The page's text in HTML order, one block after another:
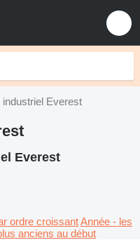
industriel Everest
Everest
ordre croissantAnnée - les
anciens au début